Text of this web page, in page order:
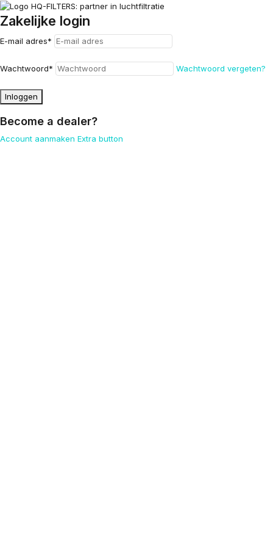
Zakelijke login
E-mail adres*
Wachtwoord* Wachtwoord vergeten?
Inloggen
Become a dealer?
Account aanmaken Extra button